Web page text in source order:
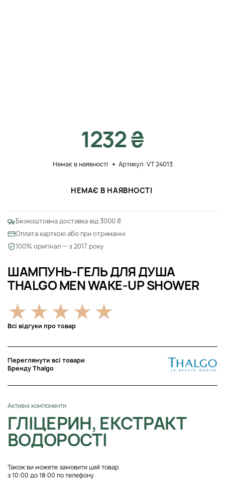
ШАМПУНЬ-ГЕЛЬ ДЛЯ ДУША
THALGO MEN WAKE-UP SHOWER
Всі відгуки про товар
Переглянути всі товари
Бренду Thalgo
Активні компоненти
ГЛІЦЕРИН, ЕКСТРАКТ
ВОДОРОСТІ
Також ви можете замовити цей товар
з 10:00 до 18:00 по телефону
1232 ₴
Немає в наявності Артикул: VT 24013
НЕМАЄ В НАЯВНОСТІ
Безкоштовна доставка від 3000 ₴
Оплата карткою або при отриманні
100% оригінал — з 2017 року